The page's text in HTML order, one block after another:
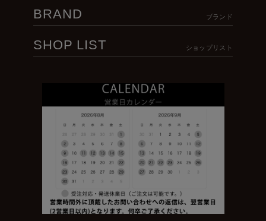
BRAND ブランド
SHOP LIST ショップリスト